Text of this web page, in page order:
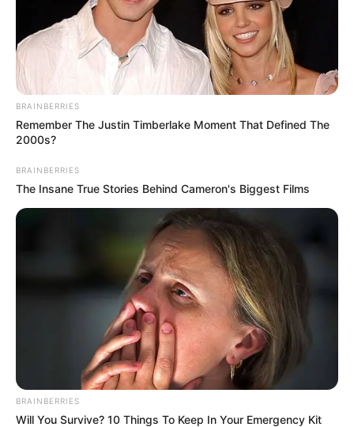
BRAINBERRIES
Remember The Justin Timberlake Moment That Defined The
2000s?
BRAINBERRIES
The Insane True Stories Behind Cameron's Biggest Films
BRAINBERRIES
Will You Survive? 10 Things To Keep In Your Emergency Kit